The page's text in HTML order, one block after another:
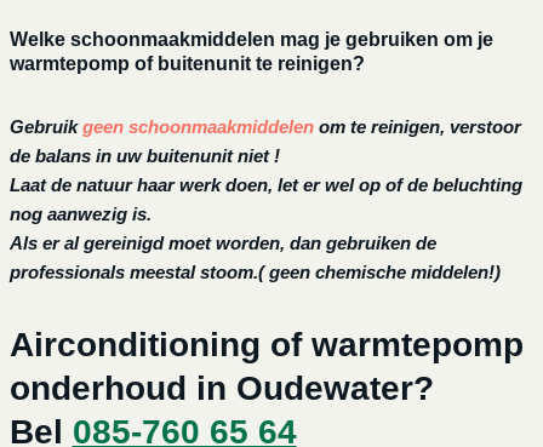
Welke schoonmaakmiddelen mag je gebruiken om je
warmtepomp of buitenunit te reinigen?
Gebruikgeen schoonmaakmiddelen om te reinigen, verstoor
de balans in uw buitenunit niet !
Laat de natuur haar werk doen, let er wel op of de beluchting
nog aanwezig is.
Als er al gereinigd moet worden, dan gebruiken de
professionals meestal stoom.( geen chemische middelen!)
Airconditioning of warmtepomp
onderhoud in Oudewater?
Bel 085-760 65 64